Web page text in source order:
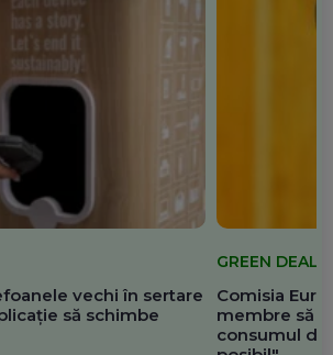
vechi în sertare
să schimbe
GREEN DEAL
Comisia
membre să
consumul de